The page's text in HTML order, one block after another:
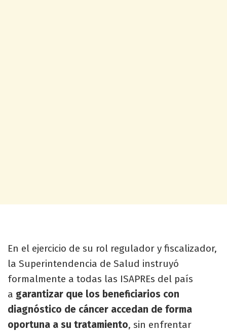
En el ejercicio de su rol regulador y fiscalizador,
la Superintendencia de Salud instruyó
formalmente a todas las ISAPREs del país
a garantizar que los beneficiarios con
diagnóstico de cáncer accedan de forma
oportuna a su tratamiento, sin enfrentar